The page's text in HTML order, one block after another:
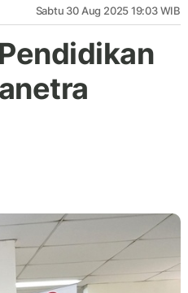
Sabtu 30 Aug 2025 19:03 WIB